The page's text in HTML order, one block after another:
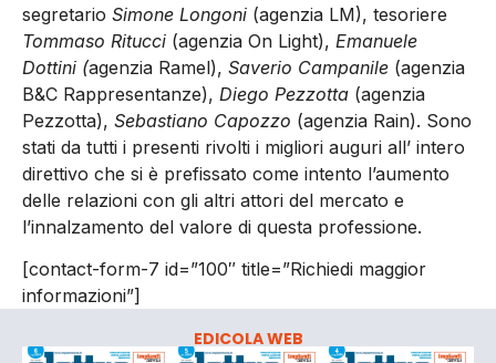
segretario Simone Longoni (agenzia LM), tesoriere
Tommaso Ritucci (agenzia On Light), Emanuele
Dottini (agenzia Ramel), Saverio Campanile (agenzia
B&C Rappresentanze), Diego Pezzotta (agenzia
Pezzotta), Sebastiano Capozzo (agenzia Rain). Sono
stati da tutti i presenti rivolti i migliori auguri all’ intero
direttivo che si è prefissato come intento l’aumento
delle relazioni con gli altri attori del mercato e
l’innalzamento del valore di questa professione.
[contact-form-7 id=”100″ title=”Richiedi maggior
informazioni”]
EDICOLA WEB